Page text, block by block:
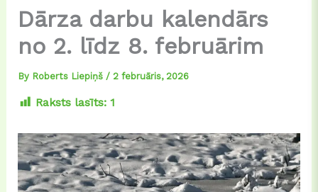
Dārza darbu kalendārs
no 2. līdz 8. februārim
By Roberts Liepiņš / 2 februāris, 2026
Raksts lasīts: 1